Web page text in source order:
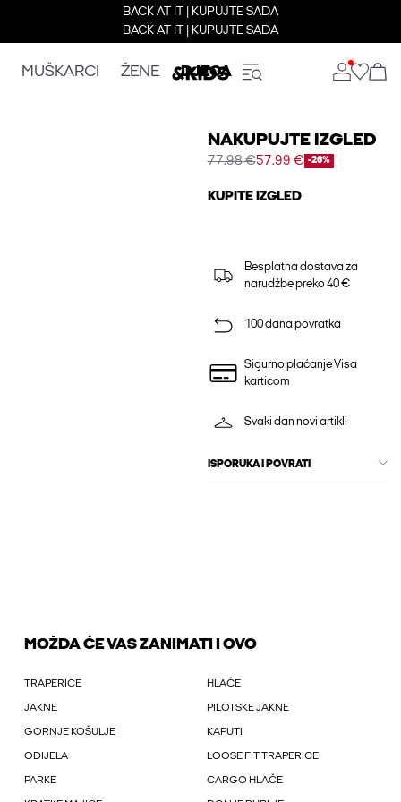
BACK AT IT | KUPUJTE SADA
BACK AT IT | KUPUJTE SADA
MUŠKARCI ŽENE DJECA
NAKUPUJTE IZGLED
77.98 €57.99 € -26%
KUPITE IZGLED
Besplatna dostava za
narudžbe preko 40 €
100 dana povratka
Sigurno plaćanje Visa
karticom
Svaki dan novi artikli
ISPORUKA I POVRATI
MOŽDA ĆE VAS ZANIMATI I OVO
TRAPERICE HLAČE
JAKNE PILOTSKE JAKNE
GORNJE KOŠULJE KAPUTI
ODIJELA LOOSE FIT TRAPERICE
PARKE CARGO HLAČE